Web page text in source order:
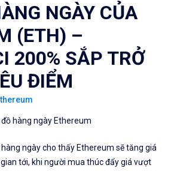
NGÀY CỦA
(ETH) –
200% SẮP TRỞ
ĐIỂM
đồ hàng ngày Ethereum
ngày cho thấy Ethereum sẽ tăng giá
tới, khi người mua thúc đẩy giá vượt